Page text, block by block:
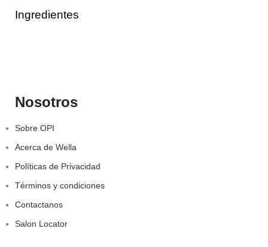
Ingredientes
Nosotros
Sobre OPI
Acerca de Wella
Políticas de Privacidad
Términos y condiciones
Contactanos
Salon Locator